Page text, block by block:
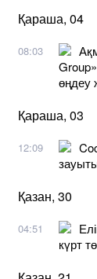
Қараша, 04
08:03
өңдеу
Қараша, 03
12:09
Қазан, 30
04:51
күрт